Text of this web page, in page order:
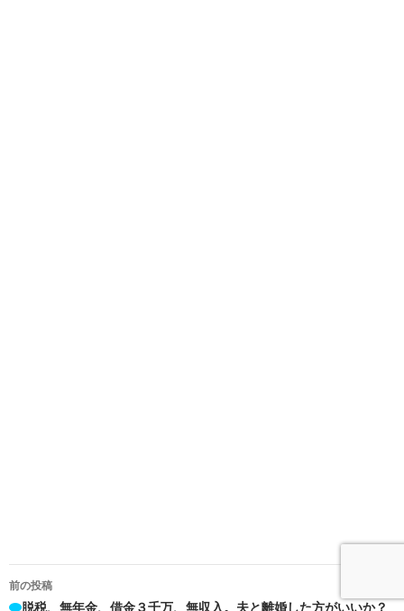
投
前の投稿
脱税、無年金、借金３千万、無収入。夫と離婚した方がいいか？